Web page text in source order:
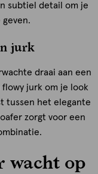
subtiel detail om je
jurk
draai aan een
jurk om je look
tussen het elegante
zorgt voor een
wacht op